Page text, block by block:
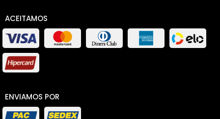
ACEITAMOS
ENVIAMOS POR